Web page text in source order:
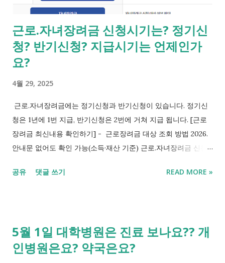
근로.자녀장려금 신청시기는? 정기신
청? 반기신청? 지급시기는 언제인가
요?
4월 29, 2025
근로.자녀장려금에는 정기신청과 반기신청이 있습니다. 정기신
청은 1년에 1번 지급, 반기신청은 2번에 거쳐 지급 됩니다. [근로
장려금 최신내용 확인하기] - 근로장려금 대상 조회 방법 2026.
안내문 없어도 확인 가능(소득·재산 기준) 근로.자녀장려금 신청
>8월말 ~ 9월 말 지급 - 신청기간을 놓친 경우 신청 6월 3일~12월
한번만 신청) 상반기 분 - 9월 1일~9월 15일 ->12월말 지급(35%)
하반기 분 - 3월 1일~3월 16일 -> 6월말 지급(100%-12월말 지급
공유 댓글 쓰기 READ MORE »
5월 1일 대학병원은 진료 보나요?? 개
인병원은요? 약국은요?